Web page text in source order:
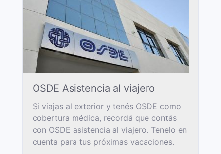
OSDE Asistencia al viajero
Si viajas al exterior y tenés OSDE como
cobertura médica, recordá que contás
con OSDE asistencia al viajero. Tenelo en
cuenta para tus próximas vacaciones.